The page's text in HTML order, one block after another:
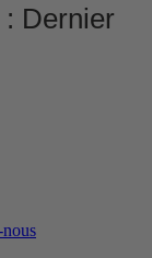
Dernier